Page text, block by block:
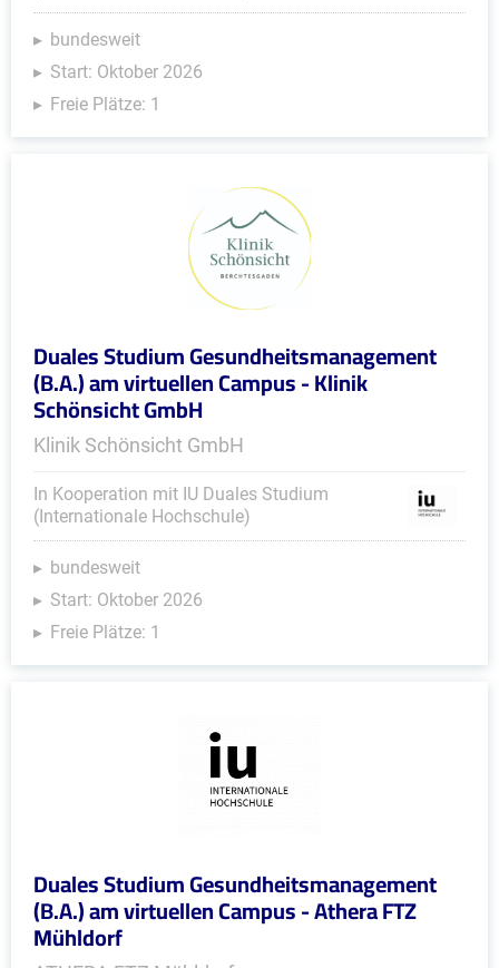
bundesweit
Start: Oktober 2026
Freie Plätze: 1
Duales Studium Gesundheitsmanagement
(B.A.) am virtuellen Campus - Klinik
Schönsicht GmbH
Klinik Schönsicht GmbH
In Kooperation mit IU Duales Studium
(Internationale Hochschule)
bundesweit
Start: Oktober 2026
Freie Plätze: 1
Duales Studium Gesundheitsmanagement
(B.A.) am virtuellen Campus - Athera FTZ
Mühldorf